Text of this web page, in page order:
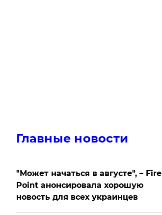
Главные новости
"Может начаться в августе", – Fire
Point анонсировала хорошую
новость для всех украинцев